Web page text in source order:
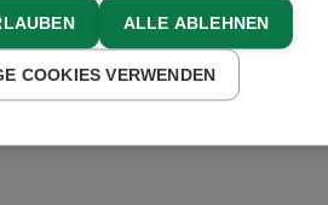
ALLE ABLEHNEN
COOKIES VERWENDEN